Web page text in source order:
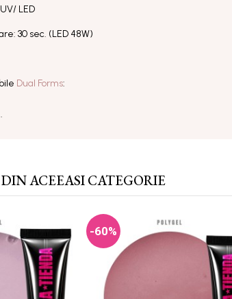
LED
30 sec. (LED 48W)
Dual Forms:
ACEEASI CATEGORIE
-60%